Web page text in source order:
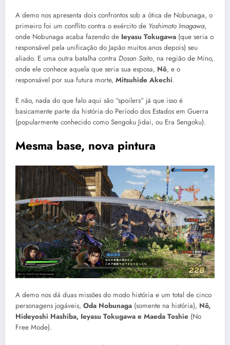
A demo nos apresenta dois confrontos sob a ótica de Nobunaga, o
primeiro foi um conflito contra o exército de Yoshimoto Imagawa,
onde Nobunaga acaba fazendo de Ieyasu Tokugawa (que seria o
responsável pela unificação do Japão muitos anos depois) seu
aliado. E uma outra batalha contra Dosan Saito, na região de Mino,
onde ele conhece aquela que seria sua esposa, Nô, e o
responsável por sua futura morte, Mitsuhide Akechi.
E não, nada do que falo aqui são “spoilers” já que isso é
basicamente parte da história do Período dos Estados em Guerra
(popularmente conhecido como Sengoku Jidai, ou Era Sengoku).
Mesma base, nova pintura
A demo nos dá duas missões do modo história e um total de cinco
personagens jogáveis, Oda Nobunaga (somente na história), Nô,
Hideyoshi Hashiba, Ieyasu Tokugawa e Maeda Toshie (No
Free Mode).